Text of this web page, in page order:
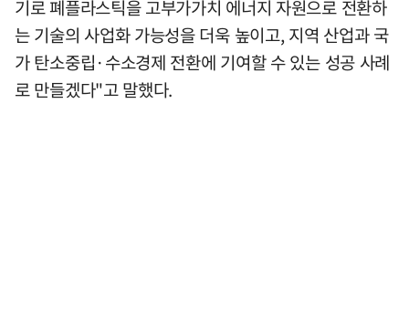
기로 폐플라스틱을 고부가가치 에너지 자원으로 전환하
는 기술의 사업화 가능성을 더욱 높이고, 지역 산업과 국
가 탄소중립·수소경제 전환에 기여할 수 있는 성공 사례
로 만들겠다"고 말했다.